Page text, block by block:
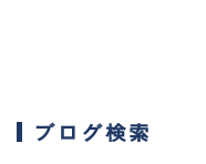
ブログ検索